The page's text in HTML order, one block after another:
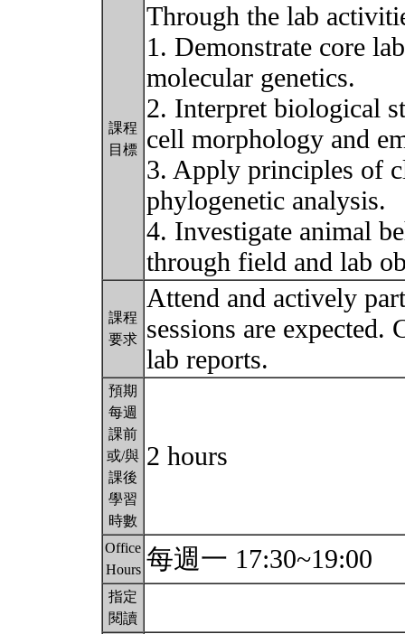
課程
目標
Through the lab
1. Demonstrate core
molecular genetics.
2. Interpret biological
cell morphology and
3. Apply principles of
phylogenetic analysis.
4. Investigate animal
through field and lab
課程
要求
Attend and actively
sessions are expected.
lab reports.
預期
每週
課前
或/與
課後
學習
時數
2 hours
Office
Hours 每週一 17:30~19:00
指定
閱讀